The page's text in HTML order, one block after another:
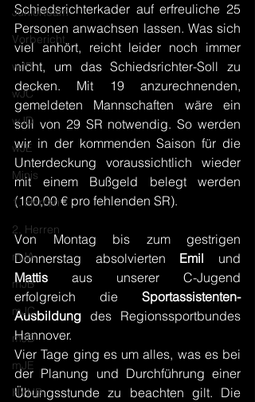
Juniorteam
Vorbericht
wJB
wJC
wJD
wJE
Minis
1. Herren
2. Herren
mJA
mJB
mJC
mJD
mJE
HVNB
Schiedsrichterkader auf erfreuliche 25
Personen anwachsen lassen. Was sich
viel anhört, reicht leider noch immer
nicht, um das Schiedsrichter-Soll zu
decken. Mit 19 anzurechnenden,
gemeldeten Mannschaften wäre ein
soll von 29 SR notwendig. So werden
wir in der kommenden Saison für die
Unterdeckung voraussichtlich wieder
mit einem Bußgeld belegt werden
(100,00 € pro fehlenden SR).
Von Montag bis zum gestrigen
Donnerstag absolvierten Emil
Mattis aus unserer C-Jugend
erfolgreich die Sportassistenten-
Ausbildung des Regionssportbundes
Hannover.
Vier Tage ging es um alles, was es bei
der Planung und Durchführung einer
Übungsstunde zu beachten gilt. Die